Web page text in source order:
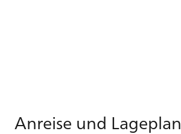
An­rei­se und La­ge­plan